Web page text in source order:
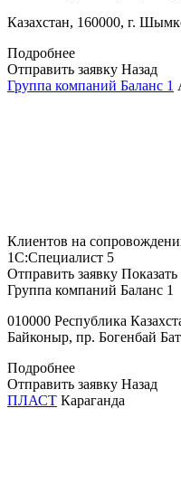
Казахстан, 160000, г.
Подробнее
Отправить заявку Назад
Группа компаний Баланс 1
Клиентов на
1С:Специалист 5
Отправить заявку
Группа компаний Баланс 1
010000 Республика
Байконыр, пр. Богенбай
Подробнее
Отправить заявку Назад
ПЛАСТ Караганда